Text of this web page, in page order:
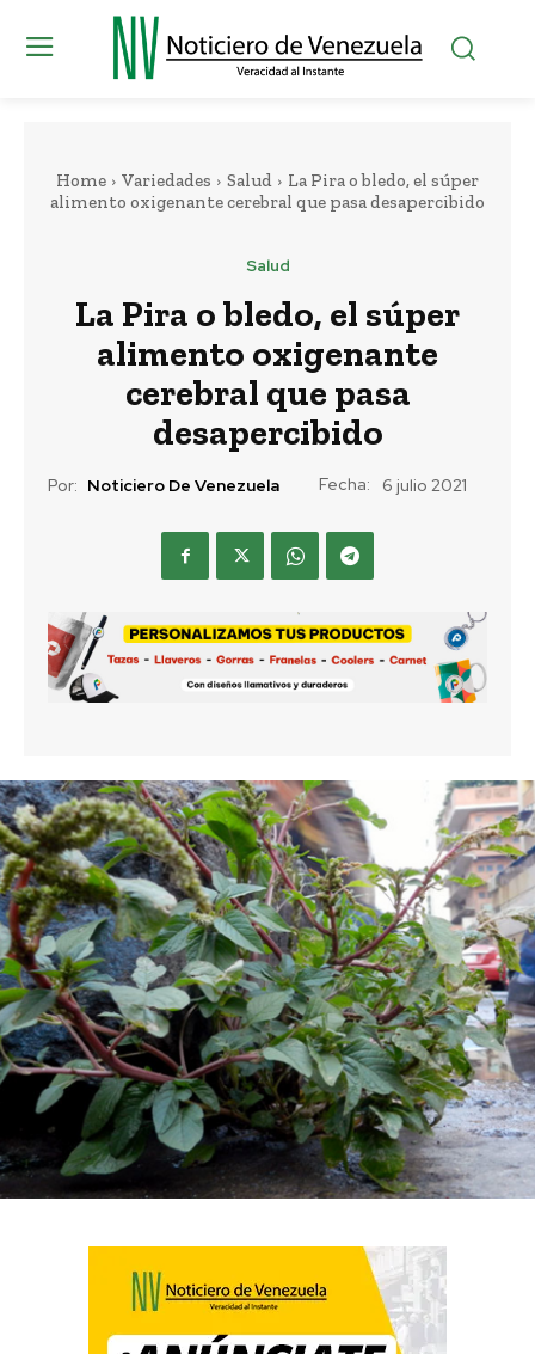
Home Variedades Salud
La Pira o bledo, el súper
alimento oxigenante cerebral que pasa desapercibido
Salud
La Pira o bledo, el súper
alimento oxigenante
cerebral que pasa
desapercibido
Por: Noticiero De Venezuela Fecha: 6 julio 2021